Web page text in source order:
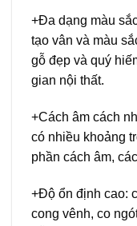
+Đa dạng màu
tạo vân và màu
gỗ đẹp và quý
gian nội thất.
+Cách âm cách
có nhiều khoảng
phần cách âm,
+Độ ổn định cao:
cong vênh, co